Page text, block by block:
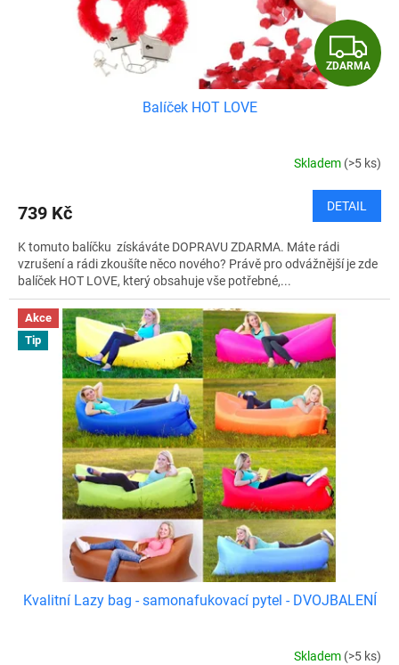
Z
D
R
M
A
ZDARMA
Balíček HOT LOVE
Skladem (>5 ks)
739 Kč DETAIL
K tomuto balíčku získáváte DOPRAVU ZDARMA. Máte rádi
vzrušení a rádi zkoušíte něco nového? Právě pro odvážnější je zde
balíček HOT LOVE, který obsahuje vše potřebné,...
Akce
Tip
Kvalitní Lazy bag - samonafukovací pytel - DVOJBALENÍ
Skladem (>5 ks)